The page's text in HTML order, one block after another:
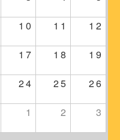
10 11 12
17 18 19
24 25 26
1 2 3